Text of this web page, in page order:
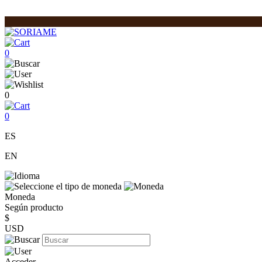
0
0
0
ES
EN
Moneda
Según producto
$
USD